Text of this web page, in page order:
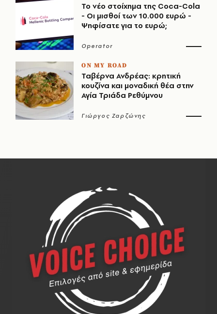
Το νέο στοίχημα της Coca-Cola
- Οι μισθοί των 10.000 ευρώ -
Ψηφίσατε για το ευρώ;
Operator
ON MY ROAD
Ταβέρνα Ανδρέας: κρητική
κουζίνα και μοναδική θέα στην
Αγία Τριάδα Ρεθύμνου
Γιώργος Ζαρζώνης